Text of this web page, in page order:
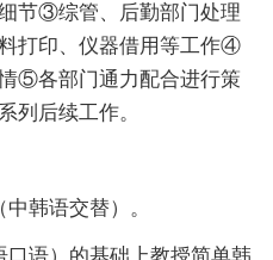
节③综管、后勤部门处理
打印、仪器借用等工作④
⑤各部门通力配合进行策
列后续工作。
韩语交替）。